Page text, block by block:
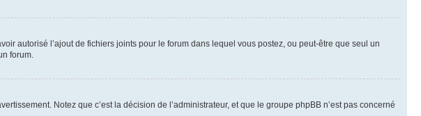
autorisé l’ajout de fichiers joints pour le forum dans lequel vous postez, ou peut-être que seul un
forum.
Notez que c’est la décision de l’administrateur, et que le groupe phpBB n’est pas concerné